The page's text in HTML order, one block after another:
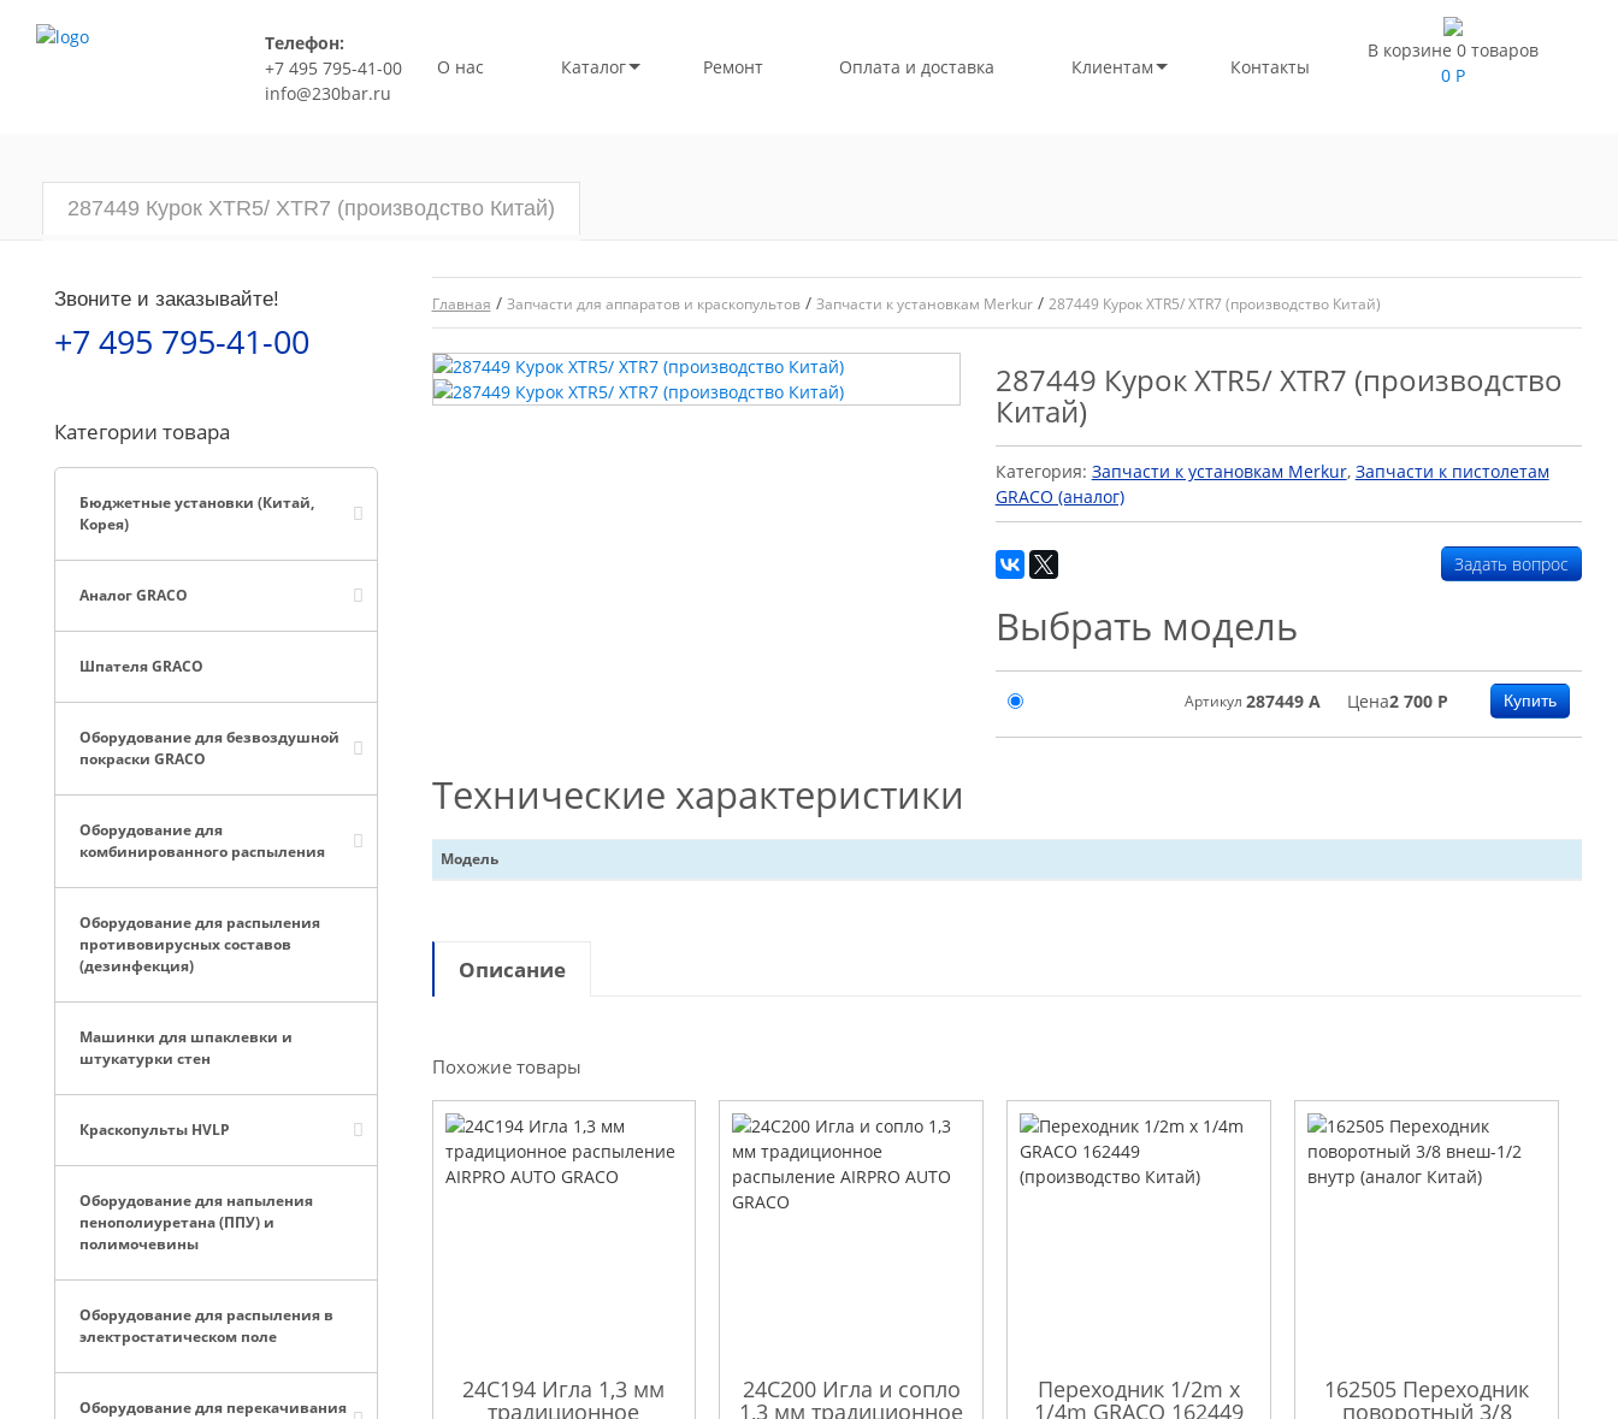
Телефон:
+7 495 795-41-00
info@230bar.ru
О нас Каталог Ремонт Оплата и доставка Клиентам Контакты
В корзине 0 товаров
0 Р
287449 Курок XTR5/ XTR7 (производство Китай)
Звоните и заказывайте!
+7 495 795-41-00
Категории товара
Бюджетные установки (Китай,
Корея)
Аналог GRACO
Шпателя GRACO
Оборудование для безвоздушной
покраски GRACO
Оборудование для
комбинированного распыления
Оборудование для распыления
противовирусных составов
(дезинфекция)
Машинки для шпаклевки и
штукатурки стен
Краскопульты HVLP
Оборудование для напыления
пенополиуретана (ППУ) и
полимочевины
Оборудование для распыления в
электростатическом поле
Оборудование для перекачивания
Главная / Запчасти для аппаратов и краскопультов/ Запчасти к установкам Merkur/ 287449 Курок XTR5/ XTR7 (производство Китай)
287449 Курок XTR5/ XTR7 (производство
Китай)
Категория: Запчасти к установкам Merkur, Запчасти к пистолетам
GRACO (аналог)
Задать вопрос
Выбрать модель
Артикул 287449 А Цена2 700 Р
Технические характеристики
Модель
Описание
Похожие товары
24C194 Игла 1,3 мм
традиционное
24C200 Игла и сопло
1,3 мм традиционное
Переходник 1/2m x
1/4m GRACO 162449
162505 Переходник
поворотный 3/8